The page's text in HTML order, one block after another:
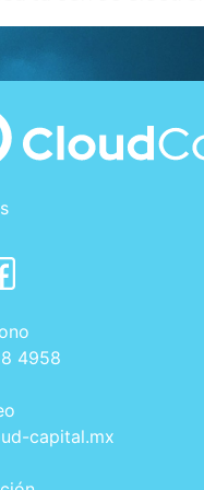
4958
capital.mx